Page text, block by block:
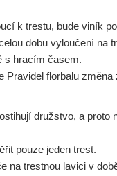
k trestu, bude viník
dobu vyloučení na
s hracím časem.
Pravidel florbalu
družstvo, a
pouze jeden trest.
na trestnou lavici v